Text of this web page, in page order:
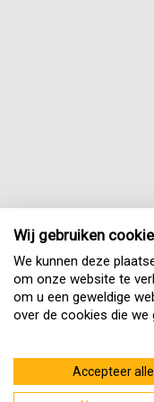
Wij gebruiken
We kunnen deze
om onze website te
om u een geweldige
over de cookies die we
Accepteer